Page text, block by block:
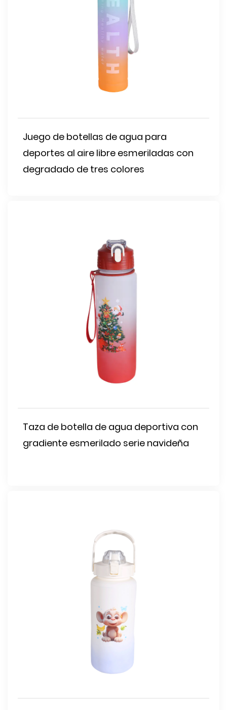
Juego de botellas de agua para
deportes al aire libre esmeriladas con
degradado de tres colores
Taza de botella de agua deportiva con
gradiente esmerilado serie navideña